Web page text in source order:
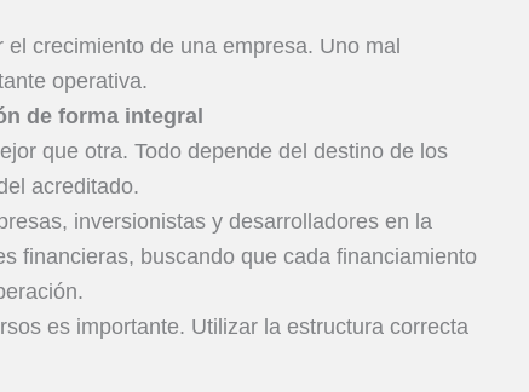
crecimiento de una empresa. Uno mal
operativa.
de forma integral
que otra. Todo depende del destino de los
acreditado.
inversionistas y desarrolladores en la
financieras, buscando que cada financiamiento
es importante. Utilizar la estructura correcta